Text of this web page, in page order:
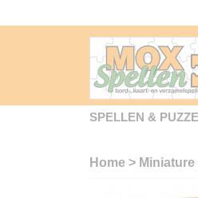
SPELLEN &
Home >